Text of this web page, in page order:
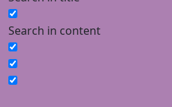
Search in content